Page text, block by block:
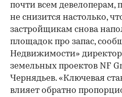
почти всем девелоперам,
не снизится настолько,
застройщикам снова
площадок про запас,
Недвижимости»
земельных проектов NF
Чернядьев. «Ключевая
влияет обратно